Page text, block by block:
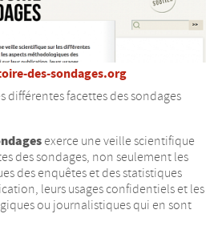
des-sondages.org
différentes facettes des sondages
exerce une veille scientifique
des sondages, non seulement les
des enquêtes et des statistiques
leurs usages confidentiels et les
ou journalistiques qui en sont